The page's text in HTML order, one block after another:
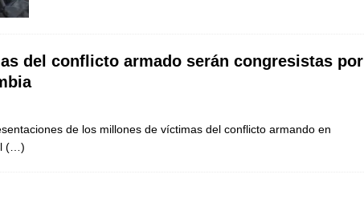
] Epa Colombia fue trasladada de la Escuela de Carabineros a La Picaleña: los
del conflicto armado serán congresistas por
de los millones de víctimas del conflicto armando en
(…)